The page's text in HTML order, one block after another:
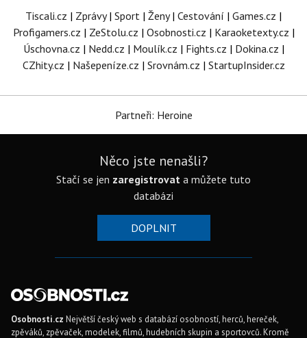
Tiscali.cz | Zprávy| Sport | Ženy| Cestování | Games.cz |
Profigamers.cz | ZeStolu.cz | Osobnosti.cz | Karaoketexty.cz |
Úschovna.cz | Nedd.cz | Moulík.cz | Fights.cz | Dokina.cz |
CZhity.cz | Našepeníze.cz | Srovnám.cz | StartupInsider.cz
Partneři: Heroine
Něco jste nenašli?
Stačí se jen zaregistrovat a můžete tuto
databázi
DOPLNIT
Osobnosti.cz Největší český web s databází osobností, herců, hereček,
zpěváků, zpěvaček, modelek, filmů, hudebních skupin a sportovců. Kromě